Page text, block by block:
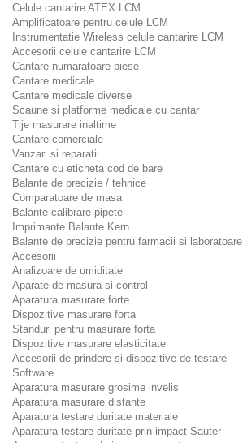
Celule cantarire ATEX LCM
Amplificatoare pentru celule LCM
Instrumentatie Wireless celule cantarire LCM
Accesorii celule cantarire LCM
Cantare numaratoare piese
Cantare medicale
Cantare medicale diverse
Scaune si platforme medicale cu cantar
Tije masurare inaltime
Cantare comerciale
Vanzari si reparatii
Cantare cu eticheta cod de bare
Balante de precizie / tehnice
Comparatoare de masa
Balante calibrare pipete
Imprimante Balante Kern
Balante de precizie pentru farmacii si laboratoare
Accesorii
Analizoare de umiditate
Aparate de masura si control
Aparatura masurare forte
Dispozitive masurare forta
Standuri pentru masurare forta
Dispozitive masurare elasticitate
Accesorii de prindere si dispozitive de testare
Software
Aparatura masurare grosime invelis
Aparatura masurare distante
Aparatura testare duritate materiale
Aparatura testare duritate prin impact Sauter